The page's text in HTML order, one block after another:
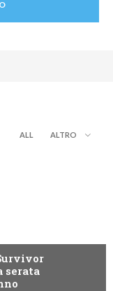
ALL ALTRO
serata